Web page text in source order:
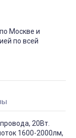
Москве и
по всей
20Вт.
1600-2000лм,